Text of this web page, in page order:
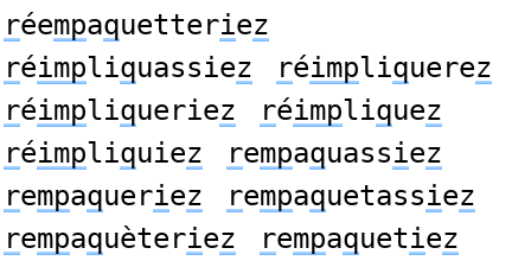
réempaquetteriez
réimpliquassiez réimpliquerez
réimpliqueriez réimpliquez
réimpliquiez rempaquassiez
rempaqueriez rempaquetassiez
rempaquèteriez rempaquetiez